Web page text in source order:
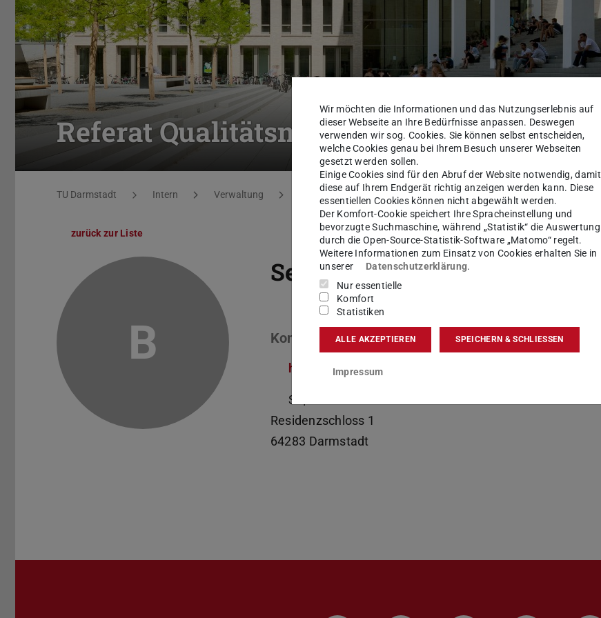
Referat Qualitätsmanagement
Sie befinden sich hier:
TU Darmstadt Intern Verwaltung Dezernat I IB Qualitätsmanagement Team
zurück zur Liste
B
Seyyid Osman Balli
Kontakt
hiwisib@zv.tu-...
S3|12
Residenzschloss 1
64283 Darmstadt
Wir möchten die Informationen und das Nutzungserlebnis auf
dieser Webseite an Ihre Bedürfnisse anpassen. Deswegen
verwenden wir sog. Cookies. Sie können selbst entscheiden,
welche Cookies genau bei Ihrem Besuch unserer Webseiten
gesetzt werden sollen.
Einige Cookies sind für den Abruf der Website notwendig, damit
diese auf Ihrem Endgerät richtig anzeigen werden kann. Diese
essentiellen Cookies können nicht abgewählt werden.
Der Komfort-Cookie speichert Ihre Spracheinstellung und
bevorzugte Suchmaschine, während „Statistik“ die Auswertung
durch die Open-Source-Statistik-Software „Matomo“ regelt.
Weitere Informationen zum Einsatz von Cookies erhalten Sie in
unserer
Datenschutzerklärung.
Nur essentielle
Komfort
Statistiken
ALLE AKZEPTIEREN SPEICHERN & SCHLIESSEN
Impressum